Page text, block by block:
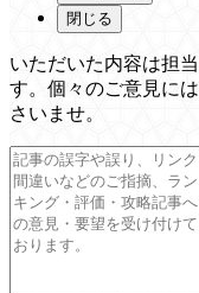
閉じる
いただいた内容は担
す。個々のご意見に
さいませ。